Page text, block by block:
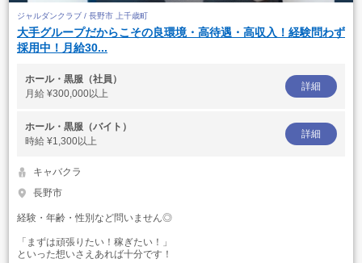
ジャルダンクラブ / 長野市 上千歳町
大手グループだからこその良環境・高待遇・高収入！経験問わず
採用中！月給30...
ホール・黒服（社員）
月給 ¥300,000以上
詳細
ホール・黒服（バイト）
時給 ¥1,300以上
詳細
キャバクラ
長野市
経験・年齢・性別など問いません◎
「まずは頑張りたい！稼ぎたい！」
といった想いさえあれば十分です！